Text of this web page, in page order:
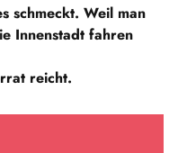
schmeckt. Weil man
Innenstadt fahren
reicht.